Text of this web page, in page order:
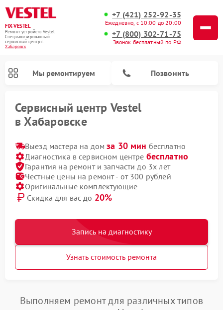
FIX-VESTEL
Ремонт устройств Vestel
Специализированный
cервисный центр г.
Хабаровск
+7 (421) 252-92-35
Ежедневно, с 10:00 до 20:00
+7 (800) 302-71-75
Звонок бесплатный по РФ
Мы ремонтируем Позвонить
Сервисный центр Vestel
в Хабаровске
Выезд мастера на домза 30 мин бесплатно
Диагностика в сервисном центре бесплатно
Гарантия на ремонт и запчасти до 3х лет
Честные цены на ремонт - от 300 рублей
Оригинальные комплектующие
Скидка для вас до 20%
Запись на диагностику
Узнать стоимость ремонта
Выполняем ремонт для различных типов